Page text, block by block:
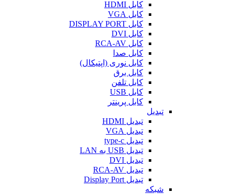
کابل HDMI
کابل VGA
کابل DISPLAY PORT
کابل DVI
کابل RCA-AV
کابل صدا
کابل نوری (اپتیکال)
کابل برق
کابل تلفن
کابل USB
کابل پرینتر
تبدیل
تبدیل HDMI
تبدیل VGA
تبدیل type-c
تبدیل USB به LAN
تبدیل DVI
تبدیل RCA-AV
تبدیل Display Port
شبکه